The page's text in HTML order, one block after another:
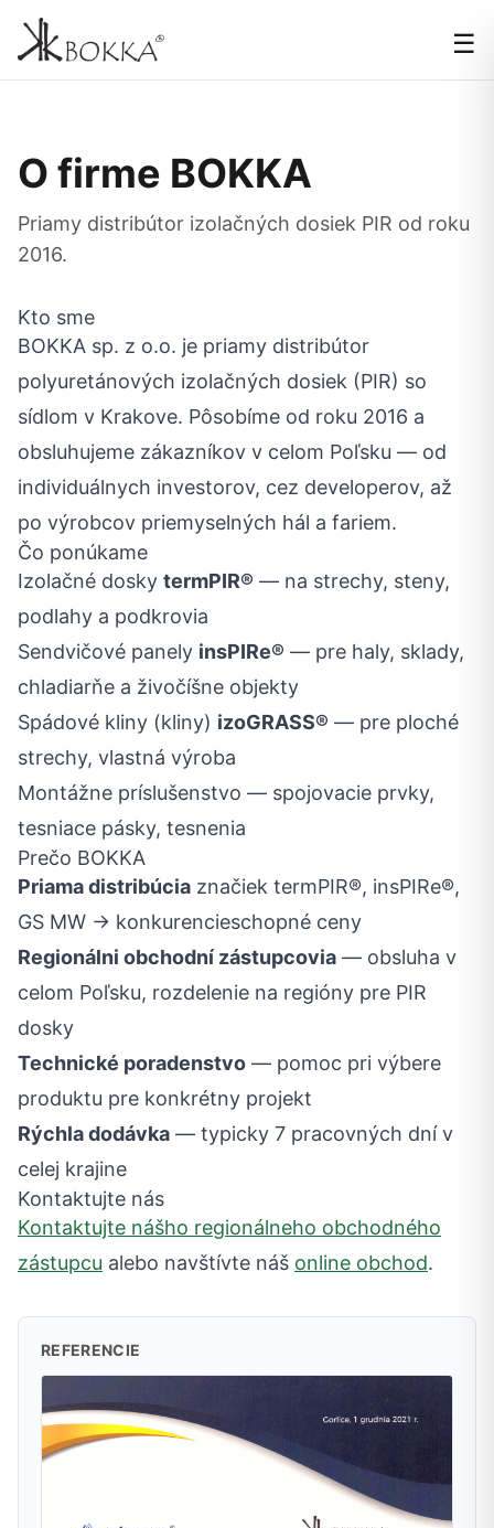
☰
O firme BOKKA
Priamy distribútor izolačných dosiek PIR od roku
2016.
Kto sme
BOKKA sp. z o.o. je priamy distribútor
polyuretánových izolačných dosiek (PIR) so
sídlom v Krakove. Pôsobíme od roku 2016 a
obsluhujeme zákazníkov v celom Poľsku — od
individuálnych investorov, cez developerov, až
po výrobcov priemyselných hál a fariem.
Čo ponúkame
Izolačné dosky termPIR® — na strechy, steny,
podlahy a podkrovia
Sendvičové panely insPIRe® — pre haly, sklady,
chladiarňe a živočíšne objekty
Spádové kliny (kliny) izoGRASS® — pre ploché
strechy, vlastná výroba
Montážne príslušenstvo — spojovacie prvky,
tesniace pásky, tesnenia
Prečo BOKKA
Priama distribúcia značiek termPIR®, insPIRe®,
GS MW → konkurencieschopné ceny
Regionálni obchodní zástupcovia — obsluha v
celom Poľsku, rozdelenie na regióny pre PIR
dosky
Technické poradenstvo — pomoc pri výbere
produktu pre konkrétny projekt
Rýchla dodávka — typicky 7 pracovných dní v
celej krajine
Kontaktujte nás
Kontaktujte nášho regionálneho obchodného
zástupcu alebo navštívte náš online obchod.
REFERENCIE